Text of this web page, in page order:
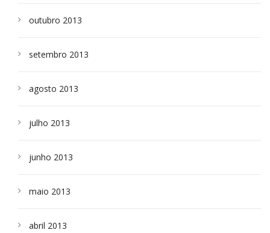
outubro 2013
setembro 2013
agosto 2013
julho 2013
junho 2013
maio 2013
abril 2013